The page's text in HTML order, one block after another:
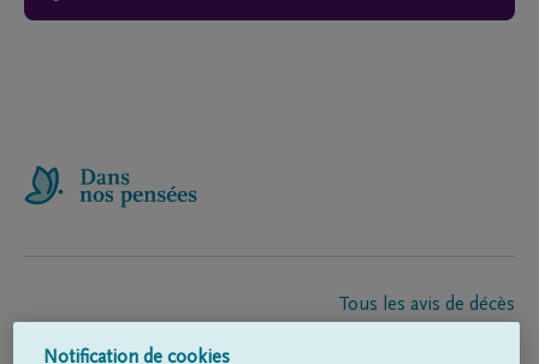
Tous les avis de décès
Notification de cookies